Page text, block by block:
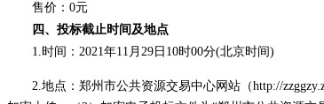
售价： 0元
四、 投标截止时间及地点
1.时间：2021年11月29日10时00分(北京时间)
2.地点：郑州市公共资源交易中心网站（http://